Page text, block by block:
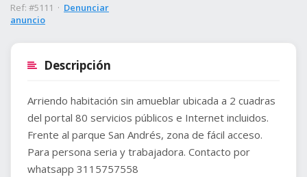
Ref: #5111 · Denunciar
anuncio
Descripción
Arriendo habitación sin amueblar ubicada a 2 cuadras
del portal 80 servicios públicos e Internet incluidos.
Frente al parque San Andrés, zona de fácil acceso.
Para persona seria y trabajadora. Contacto por
whatsapp 3115757558